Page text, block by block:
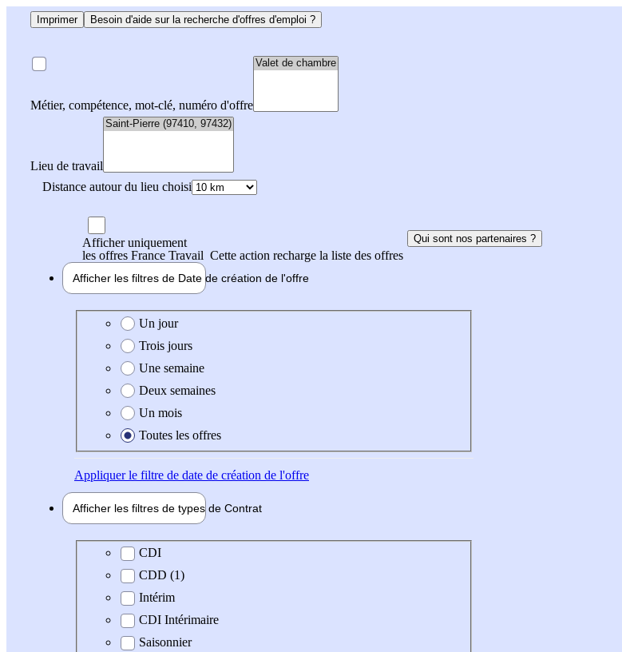
Imprimer Besoin d'aide sur la recherche d'offres d'emploi ?
Métier, compétence, mot-clé, numéro d'offre
Lieu de travail
Distance autour du lieu choisi
Afficher uniquement
les offres France Travail Cette action recharge la liste des offres
Qui sont nos partenaires ?
Afficher les filtres de Date de création de l'offre
Date de création de l'offre
Un jour
Trois jours
Une semaine
Deux semaines
Un mois
Toutes les offres
Appliquerle filtre de date de création de l'offre
Afficher les filtres de types de Contrat
Type de contrat
CDI
CDD (1)
Intérim
CDI Intérimaire
Saisonnier